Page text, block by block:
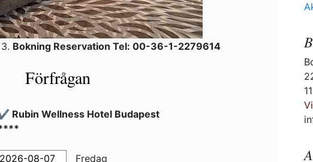
Bokning Reservation Tel: 00-36-1-2279614
Förfrågan
Rubin Wellness Hotel Budapest
Fredag